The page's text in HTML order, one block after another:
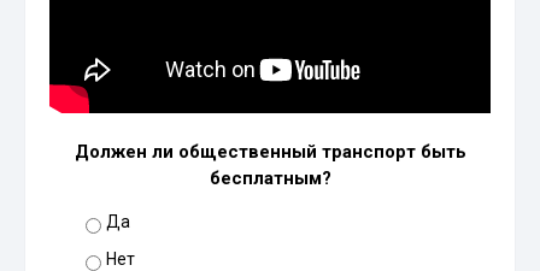
Должен ли общественный транспорт быть
бесплатным?
Да
Нет